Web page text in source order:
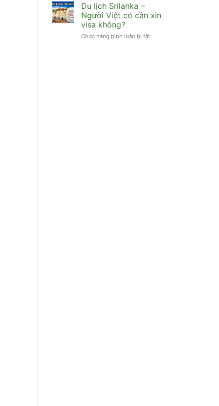
xin
Cuối
năm
Du lịch Srilanka –
Người Việt có cần xin
visa không?
Chức năng bình luận bị tắt